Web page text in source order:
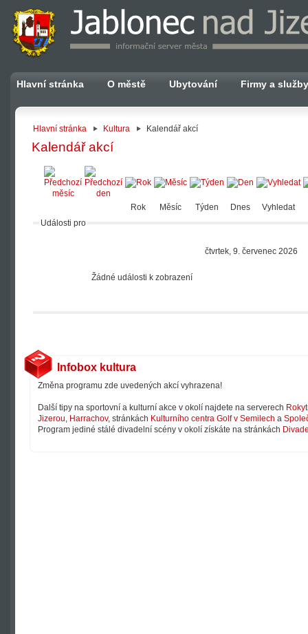
Hlavní stránka O městě Ubytování Firmy a služby
Hlavní stránka Kultura Kalendář akcí
Kalendář akcí
Rok Měsíc Týden Dnes
Vyhledat
Události pro
čtvrtek, 9. červenec 2026
Žádné události k zobrazení
Infobox kultura
Změna programu zde uvedených akcí vyhrazena!
Další tipy na sportovní a kulturní akce v okolí najdete na serverech
Jizerou, Harrachov, stránkách Kulturního centra Golf v Semilech a
Program jediné stálé divadelní scény v okolí získáte na stránkách